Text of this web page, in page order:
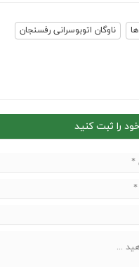
ناوگان اتوبوسرانی رفسنجان
را ثبت کنید